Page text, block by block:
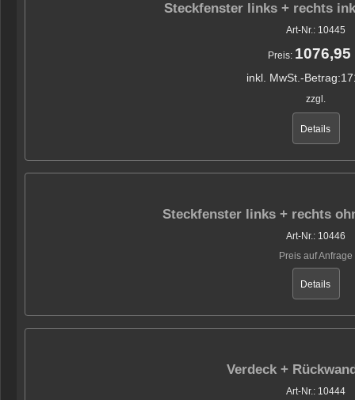
Steckfenster links + rechts
Art-Nr.: 10445
Preis: 1076,95
inkl. MwSt.-Betrag:
zzgl.
Details
Steckfenster links + rechts
Art-Nr.: 10446
Preis auf Anfrage
Details
Verdeck +
Art-Nr.: 10444